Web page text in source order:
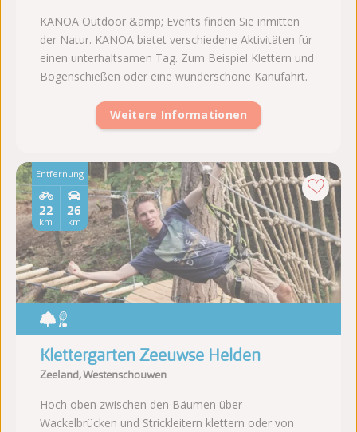
KANOA Outdoor &amp; Events finden Sie inmitten
der Natur. KANOA bietet verschiedene Aktivitäten für
einen unterhaltsamen Tag. Zum Beispiel Klettern und
Bogenschießen oder eine wunderschöne Kanufahrt.
Weitere Informationen
Entfernung
26
km
22
km
Klettergarten Zeeuwse Helden
Zeeland, Westenschouwen
Hoch oben zwischen den Bäumen über
Wackelbrücken und Strickleitern klettern oder von